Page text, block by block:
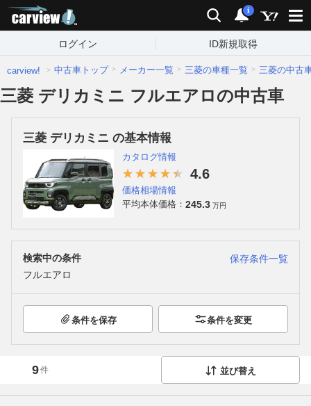
検索 通知
i
ログイン ID新規取得
carview! 中古車トップ メーカー一覧 三菱の車種一覧 三菱の中古
三菱 デリカミニ フルエアロの中古車
三菱 デリカミニ の基本情報
カタログ情報
4.6
価格相場情報
平均本体価格： 245.3 万円
検索中の条件
保存条件一覧
フルエアロ
条件を保存 条件を変更
9件 並び替え